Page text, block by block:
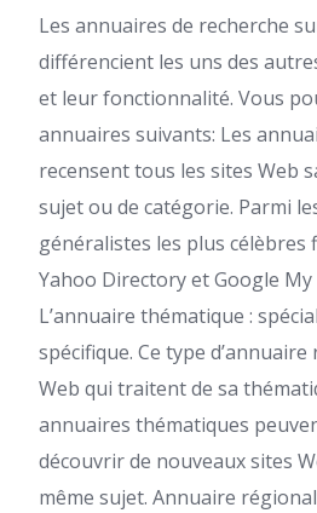
Les annuaires de recherche
différencient les uns des
et leur fonctionnalité. Vous
annuaires suivants: Les
recensent tous les sites Web
sujet ou de catégorie. Parmi
généralistes les plus célèbres
Yahoo Directory et Google My
L’annuaire thématique :
spécifique. Ce type d’annuaire
Web qui traitent de sa
annuaires thématiques
découvrir de nouveaux sites
même sujet. Annuaire